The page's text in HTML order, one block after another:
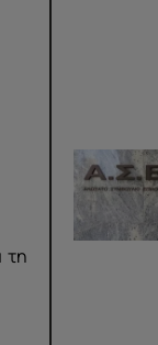
τη